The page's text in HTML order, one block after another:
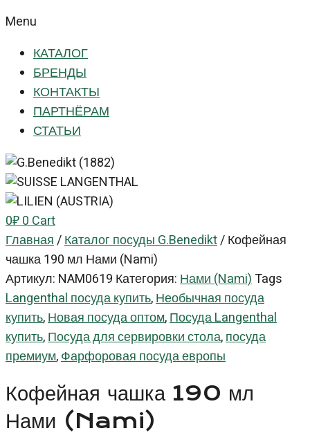
Menu
КАТАЛОГ
БРЕНДЫ
КОНТАКТЫ
ПАРТНЁРАМ
СТАТЬИ
0₽0Cart
Главная/Каталог посуды G.Benedikt/Кофейная
чашка 190 мл Нами (Nami)
Артикул: NAM0619 Категория:Нами (Nami)Tags
Langenthal посуда купить,Необычная посуда
купить,Новая посуда оптом,Посуда Langenthal
купить,Посуда для сервировки стола,посуда
премиум,Фарфоровая посуда европы
Кофейная чашка 190 мл
Нами (Nami)